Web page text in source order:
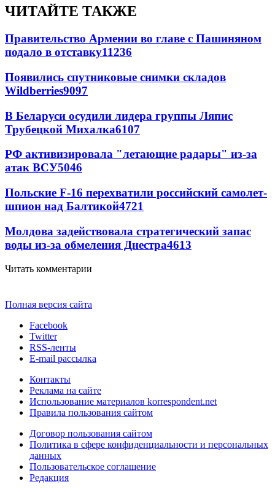
ЧИТАЙТЕ ТАКЖЕ
Правительство Армении во главе с Пашиняном
подало в отставку11236
Появились спутниковые снимки складов
Wildberries9097
В Беларуси осудили лидера группы Ляпис
Трубецкой Михалка6107
РФ активизировала "летающие радары" из-за
атак ВСУ5046
Польские F-16 перехватили российский самолет-
шпион над Балтикой4721
Молдова задействовала стратегический запас
воды из-за обмеления Днестра4613
Читать комментарии
Полная версия сайта
Facebook
Twitter
RSS-ленты
E-mail рассылка
Контакты
Реклама на сайте
Использование материалов korrespondent.net
Правила пользования сайтом
Договор пользования сайтом
Политика в сфере конфиденциальности и персональных
данных
Пользовательское соглашение
Редакция